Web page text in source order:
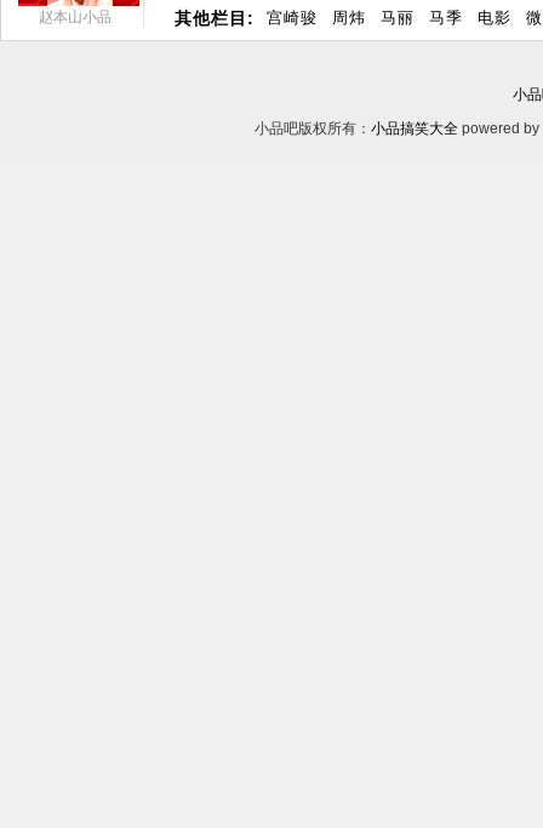
赵本山小品 其他栏目: 宫崎骏 周炜 马丽 马季 电影
小
小品吧版权所有： 小品搞笑大全 powered by